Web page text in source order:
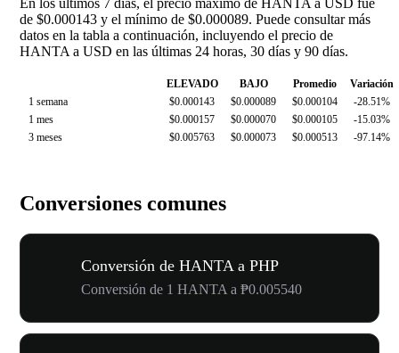
En los últimos 7 días, el precio máximo de HANTA a USD fue
de $0.000143 y el mínimo de $0.000089. Puede consultar más
datos en la tabla a continuación, incluyendo el precio de
HANTA a USD en las últimas 24 horas, 30 días y 90 días.
ELEVADO BAJO Promedio
Variación
1 semana
$0.000143 $0.000089 $0.000104
-28.51%
1 mes
$0.000157 $0.000070 $0.000105
-15.03%
3 meses
$0.005763 $0.000073 $0.000513 -97.14%
Conversiones comunes
Conversión de HANTA a PHP
Conversión de 1 HANTA a ₱0.005540